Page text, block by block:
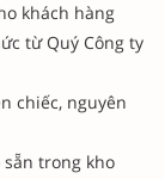
khách hàng
từ Quý Công ty
chiếc, nguyên
trong kho